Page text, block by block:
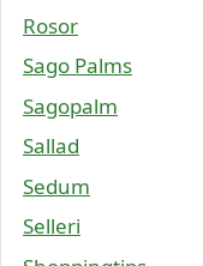
Rosor
Sago Palms
Sagopalm
Sallad
Sedum
Selleri